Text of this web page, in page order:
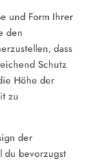
und Form Ihrer
den
dass
Schutz
Höhe der
zu
der
du bevorzugst